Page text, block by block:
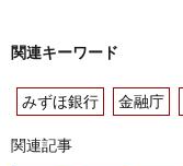
関連キーワード
みずほ銀行 金融庁
関連記事